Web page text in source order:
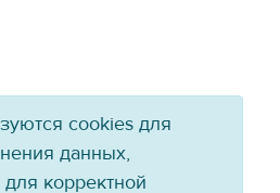
cookies для
данных,
корректной